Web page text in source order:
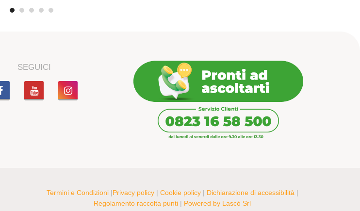
SEGUICI
Termini e Condizioni|Privacy policy| Cookie policy| Dichiarazione di accessibilità |
Regolamento raccolta punti | Powered by Lascò Srl